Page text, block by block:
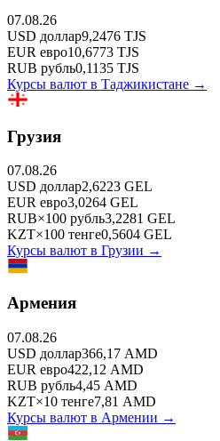
07.08.26
USD доллар9,2476 TJS
EUR евро10,6773 TJS
RUB рубль0,1135 TJS
Курсы валют в Таджикистане →
Грузия
07.08.26
USD доллар2,6223 GEL
EUR евро3,0264 GEL
RUB×100 рубль3,2281 GEL
KZT×100 тенге0,5604 GEL
Курсы валют в Грузии →
Армения
07.08.26
USD доллар366,17 AMD
EUR евро422,12 AMD
RUB рубль4,45 AMD
KZT×10 тенге7,81 AMD
Курсы валют в Армении →